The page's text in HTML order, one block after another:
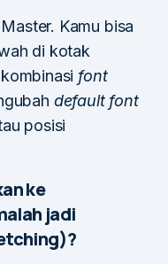
Kamu bisa
di kotak
font
default font
posisi
ke
jadi